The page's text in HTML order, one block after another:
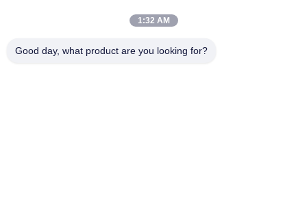
1:32 AM
Good day, what product are you looking for?